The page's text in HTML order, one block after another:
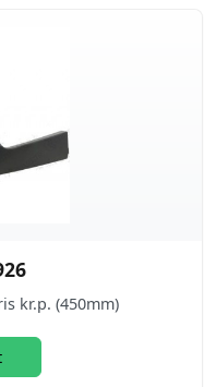
kr.p. (450mm)